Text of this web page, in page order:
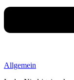
Allgemein